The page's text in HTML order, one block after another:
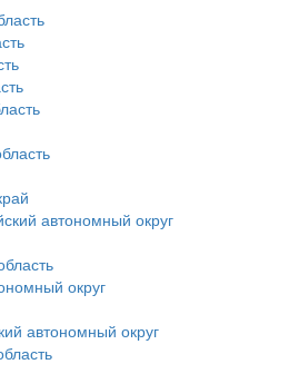
автономный округ
округ
автономный округ